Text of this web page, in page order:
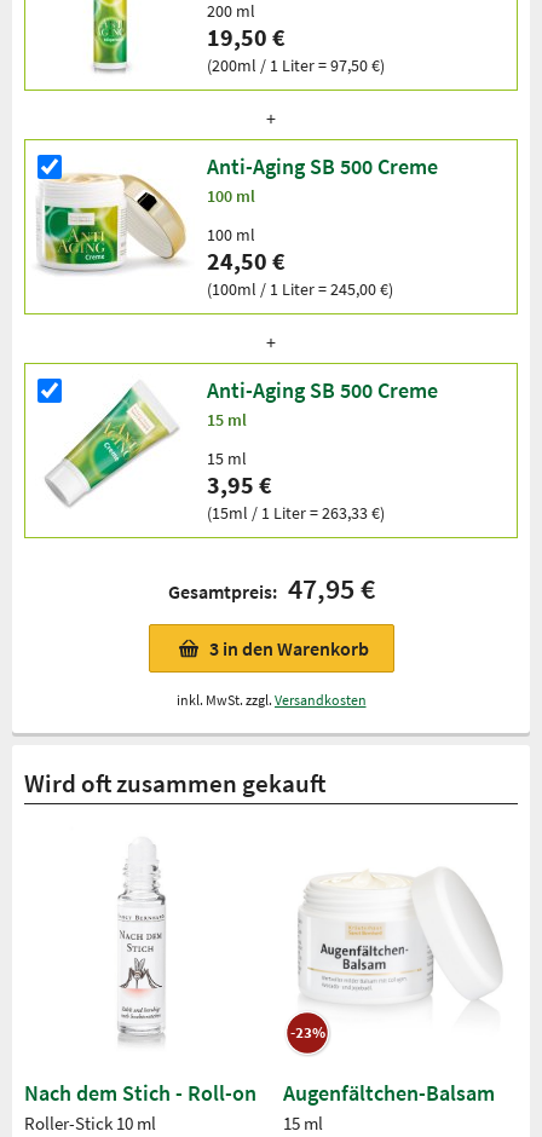
200 ml
19,50 €
(200ml / 1 Liter = 97,50 €)
Anti-Aging SB 500 Creme
100 ml
100 ml
24,50 €
(100ml / 1 Liter = 245,00 €)
Anti-Aging SB 500 Creme
15 ml
15 ml
3,95 €
(15ml / 1 Liter = 263,33 €)
Gesamtpreis: 47,95 €
3 in den Warenkorb
inkl. MwSt. zzgl. Versandkosten
Wird oft zusammen gekauft
Nach dem Stich - Roll-on
Roller-Stick 10 ml
-23%
Augenfältchen-Balsam
15 ml